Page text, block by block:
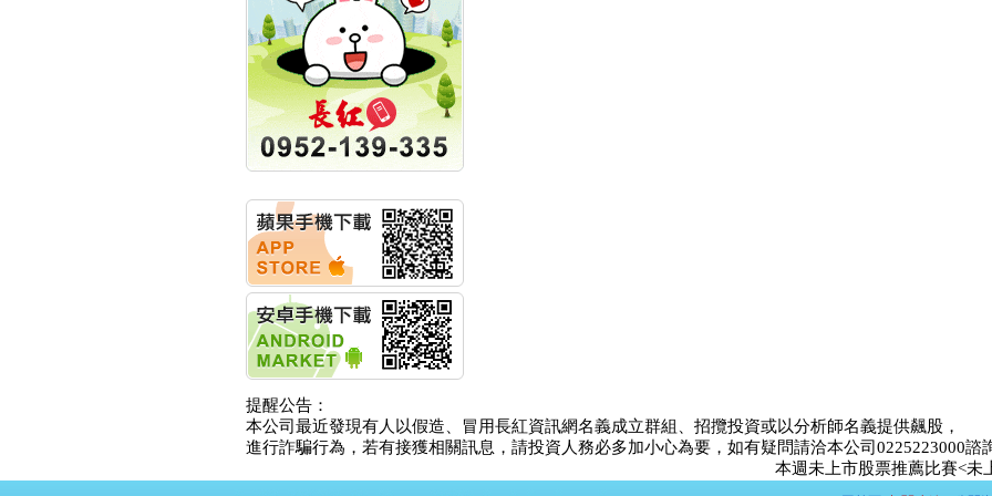
明緯企業:明緯永續科技
競賽 以電源驅動善的力
量
秀育企業:秀育SHO-U儲
能系統 獲國內首張CNS
認證
聯博投信:聯博00404A
從容擁抱台股主流
華旭先進:代重要子公司
碩通散熱股份有限公司
公告董事會通過發言人
及代理發
華旭先進:代重要子公司
碩通散熱股份有限公司
公告董事會決議發行員
工認股權
華旭先進:代重要子公司
碩通散熱股份有限公司
公告董事會追認113年
向關係
華旭先進:代重要子公司
碩通散熱股份有限公司
提醒公告：
本公司最近發現有人以假造、冒用長紅資訊網名義成立群組、招攬投資或以分析師名義提供飆股，
進行詐騙行為，若有接獲相關訊息，請投資人務必多加小心為要，如有疑問請洽本公司0225223000諮
本週未上市股票推薦比賽<未